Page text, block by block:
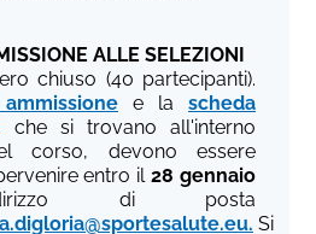
ALLE SELEZIONI
chiuso (40 partecipanti).
e la scheda
che si trovano all'interno
corso, devono essere
entro il28 gennaio
di posta
. Si